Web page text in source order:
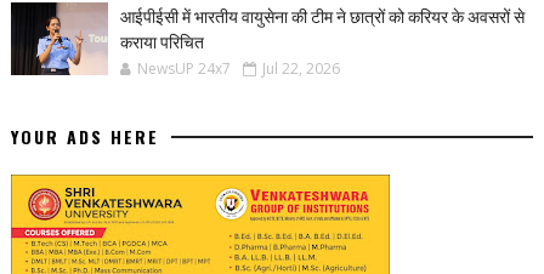
आईपीईसी में भारतीय वायुसेना की टीम ने छात्रों को करियर के अवसरों से
कराया परिचित
NewsUP 24x7 Jul 22, 2026
YOUR ADS HERE